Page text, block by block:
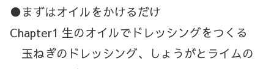
●まずはオイルをかけるだけ
Chapter1 生のオイルでドレッシングをつくる
玉ねぎのドレッシング、しょうがとライムの